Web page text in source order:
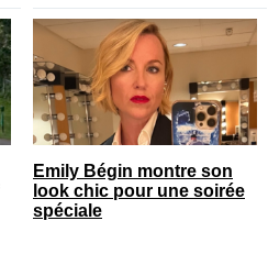
Emily Bégin montre son
look chic pour une soirée
spéciale